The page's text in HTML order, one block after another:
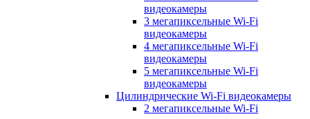
видеокамеры
3 мегапиксельные Wi-Fi
видеокамеры
4 мегапиксельные Wi-Fi
видеокамеры
5 мегапиксельные Wi-Fi
видеокамеры
Цилиндрические Wi-Fi видеокамеры
2 мегапиксельные Wi-Fi